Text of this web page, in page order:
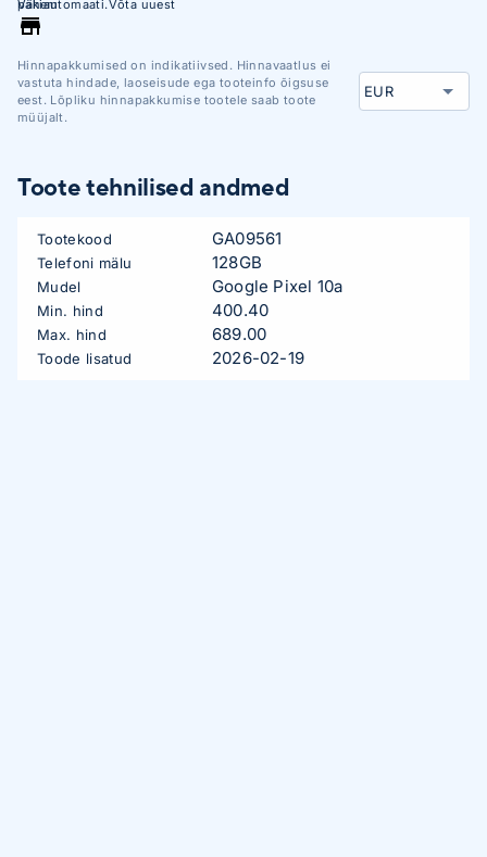
pakiautomaati.Võta uuest
nutiseadmest maksimum -
anname tasuta lisaks:
"Nutifotograafia ABC" (tavahind
19.99€) Photopointi
puhastuslapi (mikrokiust
15x18cm, tavahind 2,99€)
Vähem
Hinnapakkumised on indikatiivsed. Hinnavaatlus ei
vastuta hindade, laoseisude ega tooteinfo õigsuse
eest. Lõpliku hinnapakkumise tootele saab toote
müüjalt.
Toote tehnilised andmed
Tootekood GA09561
Telefoni mälu 128GB
Mudel Google Pixel 10a
Min. hind 400.40
Max. hind 689.00
Toode lisatud 2026-02-19